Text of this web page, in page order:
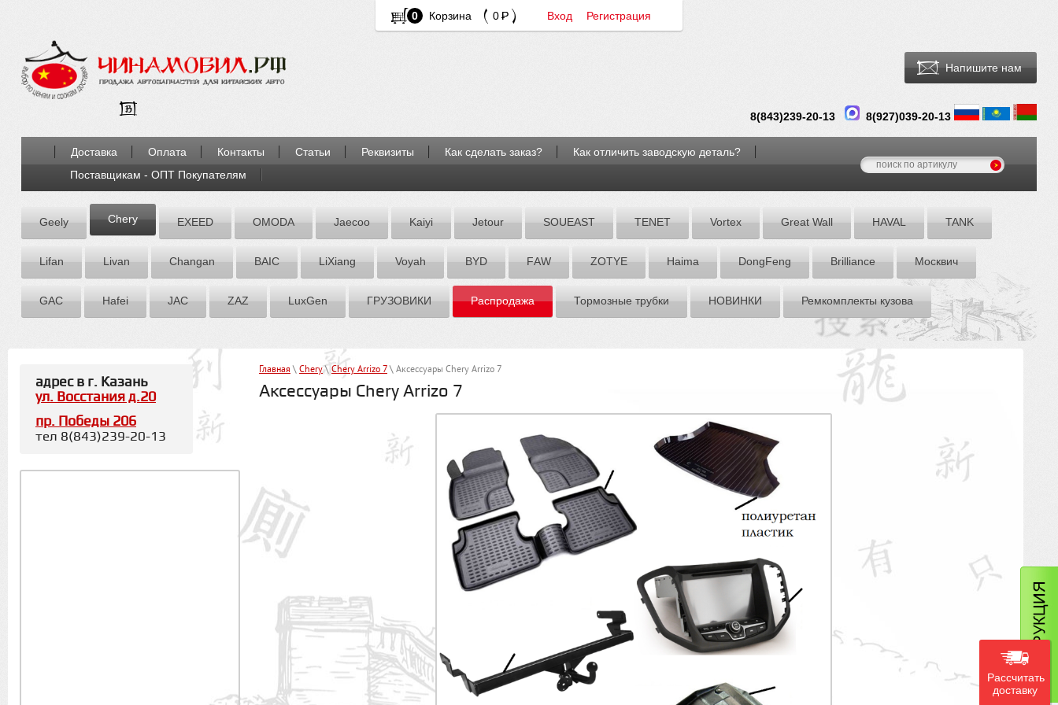
0 Корзина 0 Вход Регистрация
Напишите нам
8(843)239-20-13 8(927)039-20-13
Доставка Оплата Контакты Статьи Реквизиты Как сделать заказ?
Как отличить заводскую деталь?
Поставщикам - ОПТ Покупателям
Geely Chery EXEED OMODA Jaecoo Kaiyi Jetour SOUEAST TENET Vortex Great Wall HAVAL TANK
Lifan Livan Chаngаn BAIC LiXiang Voyah BYD FАW ZOTYE Hаimа DоngFeng Brilliance Москвич
GAC Hafei JAC ZАZ LuxGen ГРУЗОВИКИ Распродажа Тормозные трубки НОВИНКИ Ремкомплекты кузова
Главная \ Chery\ Chery Arrizo 7 \ Аксессуары Chery Arrizo 7
Аксессуары Chery Arrizo 7
адрес в г. Казань
ул. Восстания д.20
пр. Победы 206
тел 8(843)239-20-13
Рассчитать
доставку